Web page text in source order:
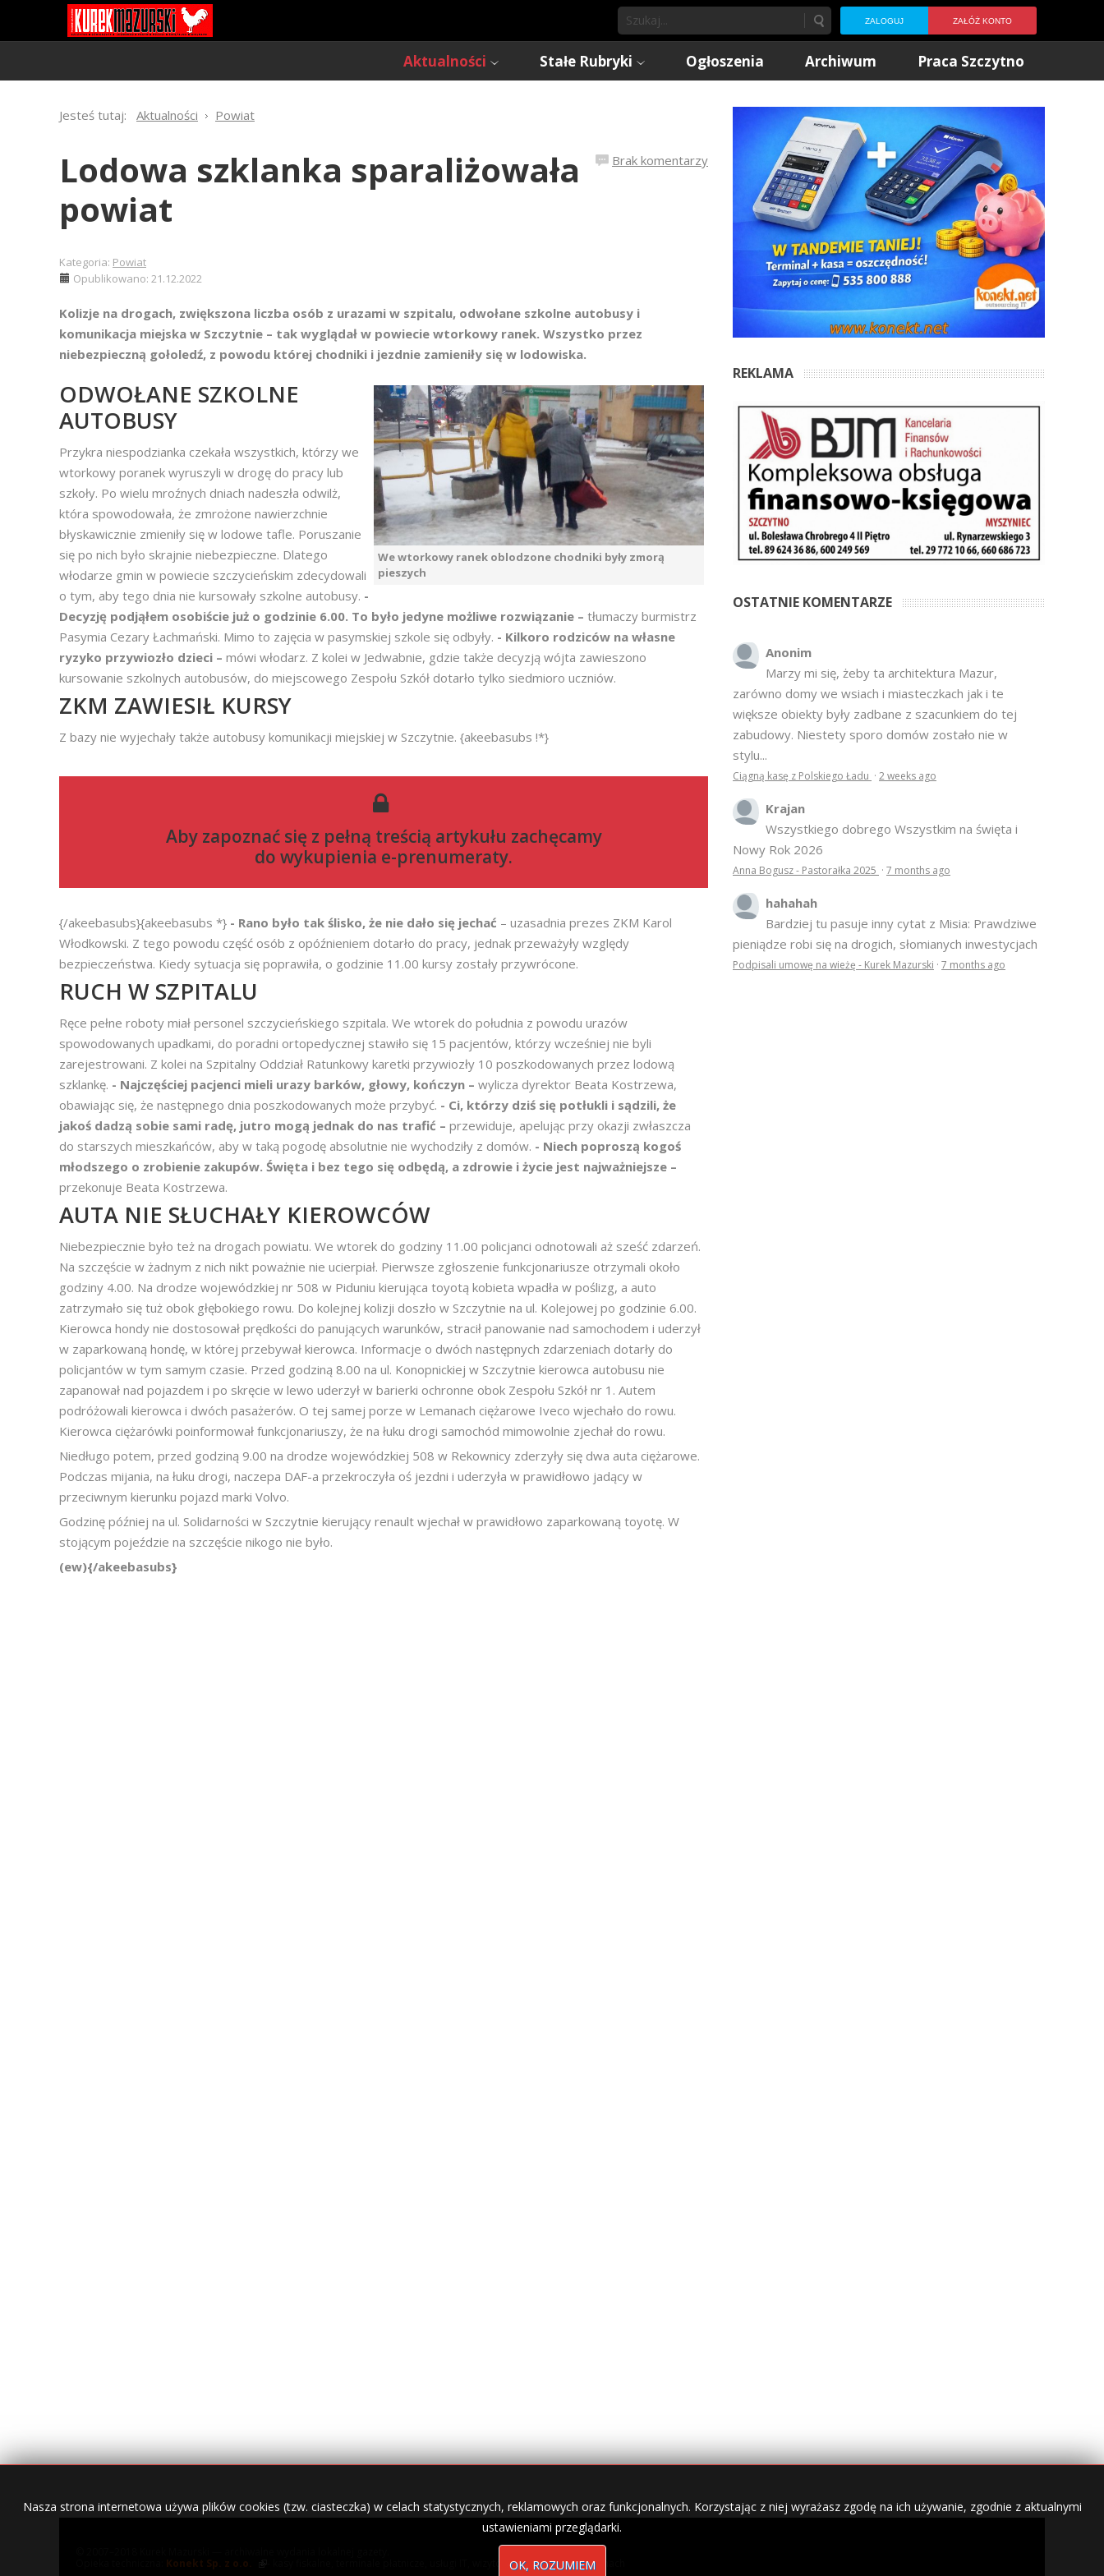
ZALOGUJ ZAŁÓŻ KONTO
Aktualności Stałe Rubryki Ogłoszenia Archiwum Praca Szczytno
Jesteś tutaj: Aktualności Powiat
Brak komentarzy
Lodowa szklanka sparaliżowała
powiat
Kategoria: Powiat
Opublikowano: 21.12.2022
Kolizje na drogach, zwiększona liczba osób z urazami w szpitalu, odwołane szkolne autobusy i
komunikacja miejska w Szczytnie – tak wyglądał w powiecie wtorkowy ranek. Wszystko przez
niebezpieczną gołoledź, z powodu której chodniki i jezdnie zamieniły się w lodowiska.
We wtorkowy ranek oblodzone chodniki były zmorą
pieszych
ODWOŁANE SZKOLNE
AUTOBUSY
Przykra niespodzianka czekała wszystkich, którzy we
wtorkowy poranek wyruszyli w drogę do pracy lub
szkoły. Po wielu mroźnych dniach nadeszła odwilż,
która spowodowała, że zmrożone nawierzchnie
błyskawicznie zmieniły się w lodowe tafle. Poruszanie
się po nich było skrajnie niebezpieczne. Dlatego
włodarze gmin w powiecie szczycieńskim zdecydowali
o tym, aby tego dnia nie kursowały szkolne autobusy. -
Decyzję podjąłem osobiście już o godzinie 6.00. To było jedyne możliwe rozwiązanie – tłumaczy burmistrz
Pasymia Cezary Łachmański. Mimo to zajęcia w pasymskiej szkole się odbyły. - Kilkoro rodziców na własne
ryzyko przywiozło dzieci – mówi włodarz. Z kolei w Jedwabnie, gdzie także decyzją wójta zawieszono
kursowanie szkolnych autobusów, do miejscowego Zespołu Szkół dotarło tylko siedmioro uczniów.
ZKM ZAWIESIŁ KURSY
Z bazy nie wyjechały także autobusy komunikacji miejskiej w Szczytnie. {akeebasubs !*}
Aby zapoznać się z pełną treścią artykułu zachęcamy
do wykupienia e-prenumeraty.
{/akeebasubs}{akeebasubs *} - Rano było tak ślisko, że nie dało się jechać – uzasadnia prezes ZKM Karol
Włodkowski. Z tego powodu część osób z opóźnieniem dotarło do pracy, jednak przeważyły względy
bezpieczeństwa. Kiedy sytuacja się poprawiła, o godzinie 11.00 kursy zostały przywrócone.
RUCH W SZPITALU
Ręce pełne roboty miał personel szczycieńskiego szpitala. We wtorek do południa z powodu urazów
spowodowanych upadkami, do poradni ortopedycznej stawiło się 15 pacjentów, którzy wcześniej nie byli
zarejestrowani. Z kolei na Szpitalny Oddział Ratunkowy karetki przywiozły 10 poszkodowanych przez lodową
szklankę. - Najczęściej pacjenci mieli urazy barków, głowy, kończyn – wylicza dyrektor Beata Kostrzewa,
obawiając się, że następnego dnia poszkodowanych może przybyć. - Ci, którzy dziś się potłukli i sądzili, że
jakoś dadzą sobie sami radę, jutro mogą jednak do nas trafić – przewiduje, apelując przy okazji zwłaszcza
do starszych mieszkańców, aby w taką pogodę absolutnie nie wychodziły z domów. - Niech poproszą kogoś
młodszego o zrobienie zakupów. Święta i bez tego się odbędą, a zdrowie i życie jest najważniejsze –
przekonuje Beata Kostrzewa.
AUTA NIE SŁUCHAŁY KIEROWCÓW
Niebezpiecznie było też na drogach powiatu. We wtorek do godziny 11.00 policjanci odnotowali aż sześć zdarzeń.
Na szczęście w żadnym z nich nikt poważnie nie ucierpiał. Pierwsze zgłoszenie funkcjonariusze otrzymali około
godziny 4.00. Na drodze wojewódzkiej nr 508 w Piduniu kierująca toyotą kobieta wpadła w poślizg, a auto
zatrzymało się tuż obok głębokiego rowu. Do kolejnej kolizji doszło w Szczytnie na ul. Kolejowej po godzinie 6.00.
Kierowca hondy nie dostosował prędkości do panujących warunków, stracił panowanie nad samochodem i uderzył
w zaparkowaną hondę, w której przebywał kierowca. Informacje o dwóch następnych zdarzeniach dotarły do
policjantów w tym samym czasie. Przed godziną 8.00 na ul. Konopnickiej w Szczytnie kierowca autobusu nie
zapanował nad pojazdem i po skręcie w lewo uderzył w barierki ochronne obok Zespołu Szkół nr 1. Autem
podróżowali kierowca i dwóch pasażerów. O tej samej porze w Lemanach ciężarowe Iveco wjechało do rowu.
Kierowca ciężarówki poinformował funkcjonariuszy, że na łuku drogi samochód mimowolnie zjechał do rowu.
Niedługo potem, przed godziną 9.00 na drodze wojewódzkiej 508 w Rekownicy zderzyły się dwa auta ciężarowe.
Podczas mijania, na łuku drogi, naczepa DAF-a przekroczyła oś jezdni i uderzyła w prawidłowo jadący w
przeciwnym kierunku pojazd marki Volvo.
Godzinę później na ul. Solidarności w Szczytnie kierujący renault wjechał w prawidłowo zaparkowaną toyotę. W
stojącym pojeździe na szczęście nikogo nie było.
(ew){/akeebasubs}
REKLAMA
OSTATNIE KOMENTARZE
Anonim
Marzy mi się, żeby ta architektura Mazur,
zarówno domy we wsiach i miasteczkach jak i te
większe obiekty były zadbane z szacunkiem do tej
zabudowy. Niestety sporo domów zostało nie w
stylu...
Ciągną kasę z Polskiego Ładu · 2 weeks ago
Krajan
Wszystkiego dobrego Wszystkim na święta i
Nowy Rok 2026
Anna Bogusz - Pastorałka 2025 · 7 months ago
hahahah
Bardziej tu pasuje inny cytat z Misia: Prawdziwe
pieniądze robi się na drogich, słomianych inwestycjach
Podpisali umowę na wieżę - Kurek Mazurski · 7 months ago
Nasza strona internetowa używa plików cookies (tzw. ciasteczka) w celach statystycznych, reklamowych oraz funkcjonalnych. Korzystając z niej wyrażasz zgodę na ich używanie, zgodnie z aktualnymi
ustawieniami przeglądarki.
OK, ROZUMIEM
Konekt Sp. z o.o. - kasy fiskalne, terminale płatnicze, usługi IT, wizytówki w lokalnych domenach